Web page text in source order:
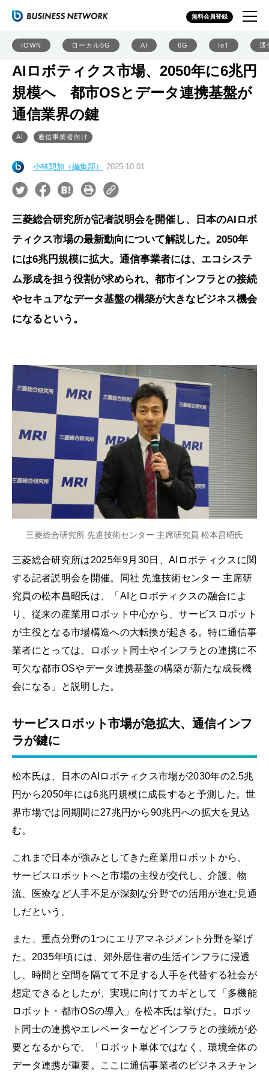
無料会員登録
IOWN ローカル5G AI 6G IoT 通
AIロボティクス市場、2050年に6兆円
規模へ 都市OSとデータ連携基盤が
通信業界の鍵
AI 通信事業者向け
小林憩加（編集部） 2025.10.01
三菱総合研究所が記者説明会を開催し、日本のAIロボ
ティクス市場の最新動向について解説した。2050年
には6兆円規模に拡大。通信事業者には、エコシステ
ム形成を担う役割が求められ、都市インフラとの接続
やセキュアなデータ基盤の構築が大きなビジネス機会
になるという。
三菱総合研究所 先進技術センター 主席研究員 松本昌昭氏
三菱総合研究所は2025年9月30日、AIロボティクスに関
する記者説明会を開催。同社 先進技術センター 主席研
究員の松本昌昭氏は、「AIとロボティクスの融合によ
り、従来の産業用ロボット中心から、サービスロボット
が主役となる市場構造への大転換が起きる。特に通信事
業者にとっては、ロボット同士やインフラとの連携に不
可欠な都市OSやデータ連携基盤の構築が新たな成長機
会になる」と説明した。
サービスロボット市場が急拡大、通信インフ
ラが鍵に
松本氏は、日本のAIロボティクス市場が2030年の2.5兆
円から2050年には6兆円規模に成長すると予測した。世
界市場では同期間に27兆円から90兆円への拡大を見込
む。
これまで日本が強みとしてきた産業用ロボットから、
サービスロボットへと市場の主役が交代し、介護、物
流、医療など人手不足が深刻な分野での活用が進む見通
しだという。
また、重点分野の1つにエリアマネジメント分野を挙げ
た。2035年頃には、郊外居住者の生活インフラに浸透
し、時間と空間を隔てて不足する人手を代替する社会が
想定できるとしたが、実現に向けてカギとして「多機能
ロボット・都市OSの導入」を松本氏は挙げた。ロボッ
ト同士の連携やエレベーターなどインフラとの接続が必
要となるからで、「ロボット単体ではなく、環境全体の
データ連携が重要。ここに通信事業者のビジネスチャン